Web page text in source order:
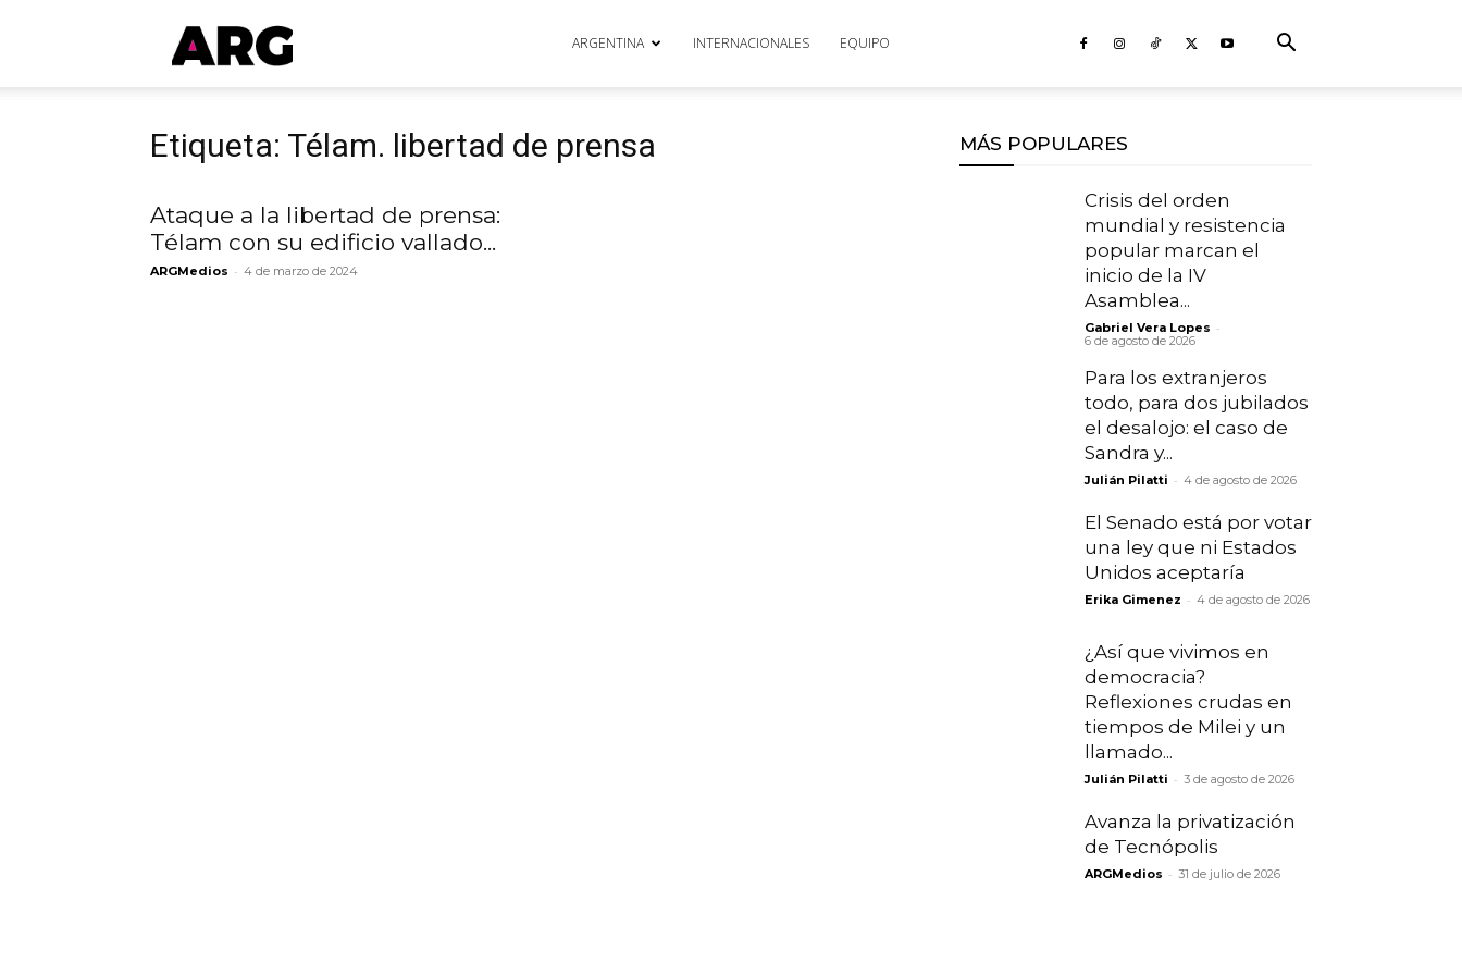
ARGmedios ARGENTINA INTERNACIONALES EQUIPO
Etiqueta: Télam. libertad de prensa
Ataque a la libertad de prensa:
Télam con su edificio vallado...
ARGMedios - 4 de marzo de 2024
MÁS POPULARES
Crisis del orden
mundial y resistencia
popular marcan el
inicio de la IV
Asamblea...
Gabriel Vera Lopes -
6 de agosto de 2026
Para los extranjeros
todo, para dos jubilados
el desalojo: el caso de
Sandra y...
Julián Pilatti - 4 de agosto de 2026
El Senado está por votar
una ley que ni Estados
Unidos aceptaría
Erika Gimenez - 4 de agosto de 2026
¿Así que vivimos en
democracia?
Reflexiones crudas en
tiempos de Milei y un
llamado...
Julián Pilatti - 3 de agosto de 2026
Avanza la privatización
de Tecnópolis
ARGMedios - 31 de julio de 2026